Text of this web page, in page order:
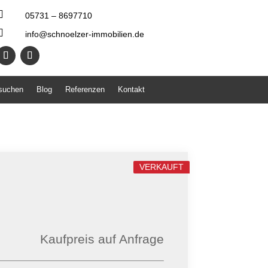
05731 – 8697710
info@schnoelzer-immobilien.de
Blog Referenzen Kontakt
VERKAUFT
Kaufpreis auf Anfrage